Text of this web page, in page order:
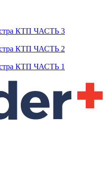
КТП ЧАСТЬ 3
КТП ЧАСТЬ 2
КТП ЧАСТЬ 1